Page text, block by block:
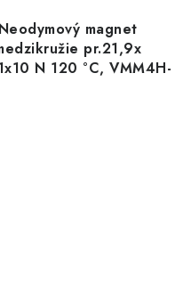
Neodymový magnet
pr.21,9x
N 120 °C, VMM4H-